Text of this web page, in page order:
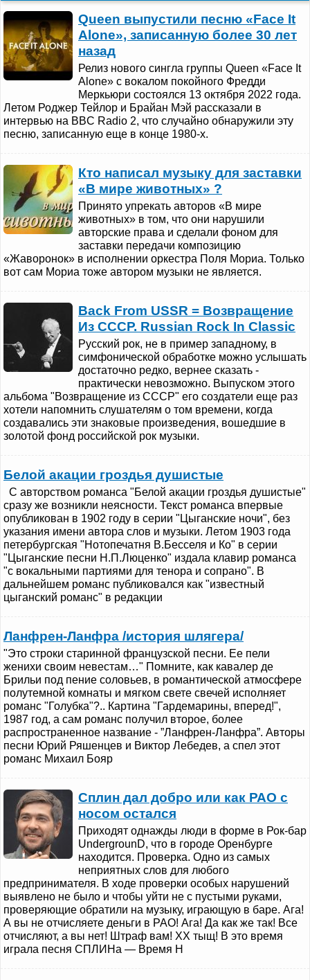
Queen выпустили песню «Face It
Alone», записанную более 30 лет
назад
Релиз нового сингла группы Queen «Face It
Alone» с вокалом покойного Фредди
Меркьюри состоялся 13 октября 2022 года.
Летом Роджер Тейлор и Брайан Мэй рассказали в
интервью на BBC Radio 2, что случайно обнаружили эту
песню, записанную еще в конце 1980-х.
Кто написал музыку для заставки
«В мире животных» ?
Принято упрекать авторов «В мире
животных» в том, что они нарушили
авторские права и сделали фоном для
заставки передачи композицию
«Жаворонок» в исполнении оркестра Поля Мориа. Только
вот сам Мориа тоже автором музыки не является.
Back From USSR = Возвращение
Из СССР. Russian Rock In Classic
Русский рок, не в пример западному, в
симфонической обработке можно услышать
достаточно редко, вернее сказать -
практически невозможно. Выпуском этого
альбома "Возвращение из СССР" его создатели еще раз
хотели напомнить слушателям о том времени, когда
создавались эти знаковые произведения, вошедшие в
золотой фонд российской рок музыки.
Белой акации гроздья душистые
С авторством романса "Белой акации гроздья душистые"
сразу же возникли неясности. Текст романса впервые
опубликован в 1902 году в серии "Цыганские ночи", без
указания имени автора слов и музыки. Летом 1903 года
петербургская "Нотопечатня В.Бесселя и Ко" в серии
"Цыганские песни Н.П.Люценко" издала клавир романса
"с вокальными партиями для тенора и сопрано". В
дальнейшем романс публиковался как "известный
цыганский романс" в редакции
Ланфрен-Ланфра /история шлягера/
"Это строки старинной французской песни. Ее пели
женихи своим невестам…" Помните, как кавалер де
Брильи под пение соловьев, в романтической атмосфере
полутемной комнаты и мягком свете свечей исполняет
романс "Голубка"?.. Картина "Гардемарины, вперед!",
1987 год, а сам романс получил второе, более
распространенное название - ”Ланфрен-Ланфра”. Авторы
песни Юрий Ряшенцев и Виктор Лебедев, а спел этот
романс Михаил Бояр
Сплин дал добро или как РАО с
носом остался
Приходят однажды люди в форме в Рок-бар
UndergrounD, что в городе Оренбурге
находится. Проверка. Одно из самых
неприятных слов для любого
предпринимателя. В ходе проверки особых нарушений
выявлено не было и чтобы уйти не с пустыми руками,
проверяющие обратили на музыку, играющую в баре. Ага!
А вы не отчисляете деньги в РАО! Ага! Да как же так! Все
отчисляют, а вы нет! Штраф вам! XX тыщ! В это время
играла песня СПЛИНа — Время Н